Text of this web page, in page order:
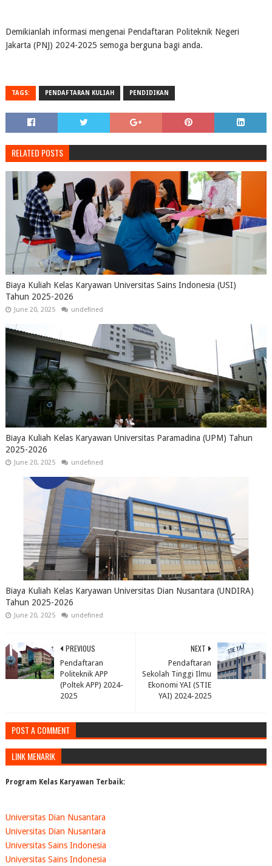
Demikianlah informasi mengenai Pendaftaran Politeknik Negeri
Jakarta (PNJ) 2024-2025 semoga berguna bagi anda.
TAGS: PENDAFTARAN KULIAH PENDIDIKAN
RELATED POSTS
Biaya Kuliah Kelas Karyawan Universitas Sains Indonesia (USI)
Tahun 2025-2026
June 20, 2025 undefined
Biaya Kuliah Kelas Karyawan Universitas Paramadina (UPM) Tahun
2025-2026
June 20, 2025 undefined
Biaya Kuliah Kelas Karyawan Universitas Dian Nusantara (UNDIRA)
Tahun 2025-2026
June 20, 2025 undefined
NEXT
Pendaftaran
Sekolah Tinggi Ilmu
Ekonomi YAI (STIE
YAI) 2024-2025
PREVIOUS
Pendaftaran
Politeknik APP
(Poltek APP) 2024-
2025
POST A COMMENT
LINK MENARIK
Program Kelas Karyawan Terbaik:
Universitas Dian Nusantara
Universitas Dian Nusantara
Universitas Sains Indonesia
Universitas Sains Indonesia